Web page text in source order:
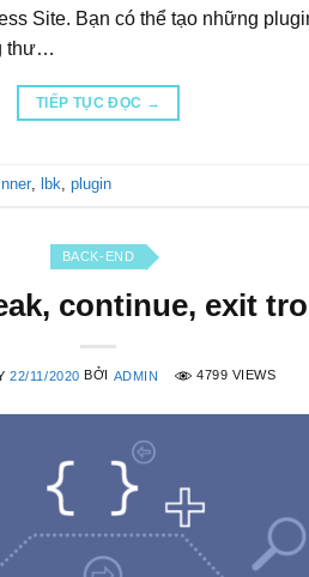
Site. Bạn có thể tạo những
thư…
TIẾP TỤC ĐỌC →
, lbk, plugin
BACK-END
continue, exit
22/11/2020 BỞI ADMIN 4799 VIEWS